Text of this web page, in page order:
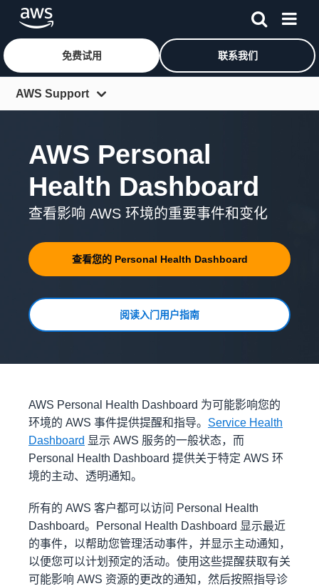
跳至主要内容
免费试用 联系我们
AWS Support
支持计划
支持解决方案
合作伙伴
常见问题
社区
AWS Personal
Health Dashboard
查看影响 AWS 环境的重要事件和变化
查看您的 Personal Health Dashboard
阅读入门用户指南
AWS Personal Health Dashboard 为可能影响您的
环境的 AWS 事件提供提醒和指导。 Service Health
Dashboard 显示 AWS 服务的一般状态，而
Personal Health Dashboard 提供关于特定 AWS 环
境的主动、透明通知。
所有的 AWS 客户都可以访问 Personal Health
Dashboard。Personal Health Dashboard 显示最近
的事件，以帮助您管理活动事件，并显示主动通知，
以便您可以计划预定的活动。使用这些提醒获取有关
可能影响 AWS 资源的更改的通知，然后按照指导诊